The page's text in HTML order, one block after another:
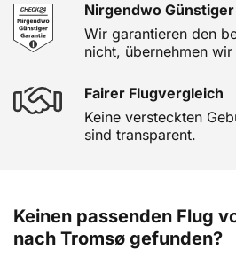
Nirgendwo
Wir garantieren den
nicht, übernehmen
Fairer Flugvergleich
Keine versteckten
sind transparent.
Keinen passenden Flug
nach Tromsø gefunden?